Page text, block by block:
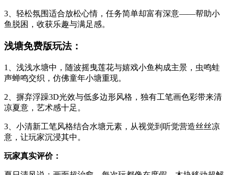
3、轻松氛围适合放松心情，任务简单却富有深意——帮助小
鱼脱困，收获乐趣与满足感。
浅塘免费版玩法：
1、浅浅水塘中，随波摇曳莲花与嬉戏小鱼构成主景，虫鸣蛙
声蝉鸣交织，仿佛童年小塘重现。
2、摒弃浮躁3D光效与低多边形风格，独有工笔画色彩带来清
凉夏意，艺术感十足。
3、小清新工笔风格结合水塘元素，从视觉到听觉营造丝丝凉
意，让玩家沉浸其中。
玩家真实评价：